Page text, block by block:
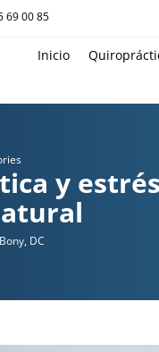
69 00 85
Inicio
y
DC